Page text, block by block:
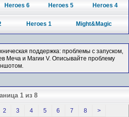
Heroes 6 Heroes 5 Heroes 4
Heroes 1 Might&Magic
поддержка: проблемы с запуском,
Меча и Магии V. Описывайте проблему
1 из 8
2 3 4 5 6 7 8 >